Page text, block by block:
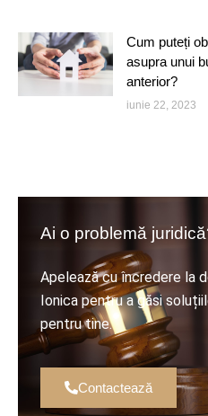
Cum puteți
asupra unui
anterior?
iunie 22, 2023
Ai o problemă
Apelează cu încredere la
Ionica pentru a găsi
pentru tine.
Contactează